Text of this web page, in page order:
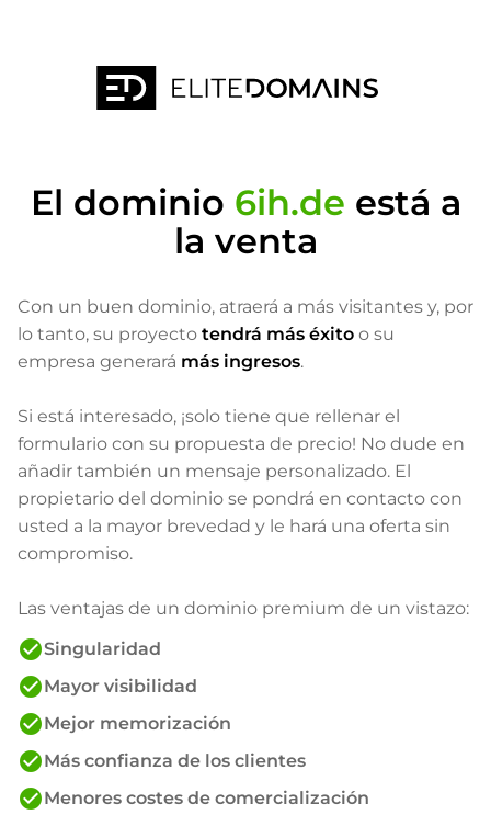
El dominio 6ih.de está a
la venta
Con un buen dominio, atraerá a más visitantes y, por
lo tanto, su proyecto tendrá más éxito o su
empresa generará más ingresos.
Si está interesado, ¡solo tiene que rellenar el
formulario con su propuesta de precio! No dude en
añadir también un mensaje personalizado. El
propietario del dominio se pondrá en contacto con
usted a la mayor brevedad y le hará una oferta sin
compromiso.
Las ventajas de un dominio premium de un vistazo:
check_circleSingularidad
check_circleMayor visibilidad
check_circleMejor memorización
check_circleMás confianza de los clientes
check_circleMenores costes de comercialización